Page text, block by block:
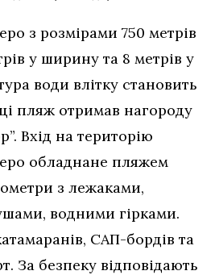
з розмірами 750 метрів
у ширину та 8 метрів у
води влітку становить
пляж отримав нагороду
Вхід на територію
обладнане пляжем
з лежаками,
водними гірками.
САП-бордів та
За безпеку відповідають